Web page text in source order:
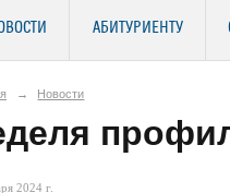
АБИТУРИЕНТУ
→ Новости
2024 г.